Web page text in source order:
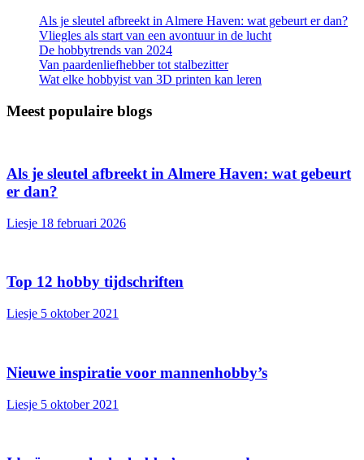
Als je sleutel afbreekt in Almere Haven: wat gebeurt er dan?
Vliegles als start van een avontuur in de lucht
De hobbytrends van 2024
Van paardenliefhebber tot stalbezitter
Wat elke hobbyist van 3D printen kan leren
Meest populaire blogs
Als je sleutel afbreekt in Almere Haven: wat gebeurt
er dan?
Liesje 18 februari 2026
Top 12 hobby tijdschriften
Liesje 5 oktober 2021
Nieuwe inspiratie voor mannenhobby’s
Liesje 5 oktober 2021